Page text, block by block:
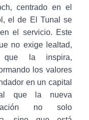
centrado en el
el de El Tunal se
el servicio. Este
no exige lealtad,
que la inspira,
los valores
en un capital
que la nueva
no solo